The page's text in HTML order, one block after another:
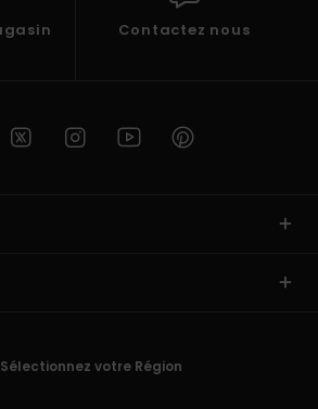
Contactez nous
Sélectionnez votre Région